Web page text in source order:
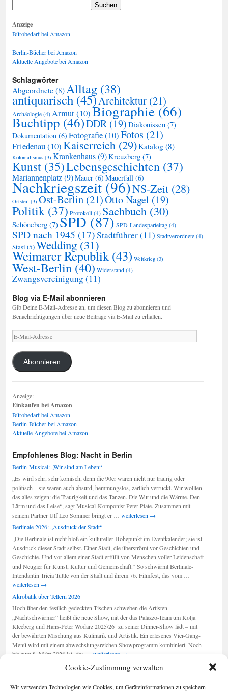
Cookie-Zustimmung verwalten
Wir verwenden Technologien wie Cookies, um Geräteinformationen zu speichern
Suchen
Anzeige
Bürobedarf bei Amazon
Berlin-Bücher bei Amazon
Aktuelle Angebote bei Amazon
Schlagwörter
Abgeordnete (8)Alltag (38)
antiquarisch (45)Architektur (21)
Archäologie(4)Armut(10)Biographie (66)
Buchtipp (46)DDR (19) Diakonissen (7)
Dokumentation (6) Fotografie(10)Fotos (21)
Friedenau(10)Kaiserreich(29)Katalog (8)
Kolonialismus (3) Krankenhaus(9)Kreuzberg (7)
Kunst (35)Lebensgeschichten (37)
Mariannenplatz(9)Mauer (6) Mauerfall (6)
Nachkriegszeit(96)NS-Zeit (28)
Ortsteil (3) Ost-Berlin (21)Otto Nagel (19)
Politik (37) Protokoll(4) Sachbuch (30)
Schöneberg (7) SPD (87) SPD-Landesparteitag(4)
SPD nach 1945 (17)Stadtführer(11) Stadtverordnete(4)
Stasi (5)Wedding (31)
Weimarer Republik(43) Weltkrieg (3)
West-Berlin (40) Widerstand(4)
Zwangsvereinigung (11)
Blog via E-Mail abonnieren
Gib Deine E-Mail-Adresse an, um diesen Blog zu abonnieren und
Benachrichtigungen über neue Beiträge via E-Mail zu erhalten.
E-
Mail-
Adresse
Abonnieren
Anzeige:
Einkaufen bei Amazon
Bürobedarf bei Amazon
Berlin-Bücher bei Amazon
Aktuelle Angebote bei Amazon
Empfohlenes Blog: Nacht in Berlin
Berlin-Musical: „Wir sind am Leben“
„Es wird sehr, sehr komisch, denn die 90er waren nicht nur traurig oder
politisch – sie waren auch absurd, hemmungslos, zärtlich verrückt. Wir wollten
das alles zeigen: die Traurigkeit und das Tanzen. Die Wut und die Wärme. Den
Lärm und das Leise“, sagt Musical-Komponist Peter Plate. Zusammen mit
seinem Partner Ulf Leo Sommer bringt er … Berlin-
sind
am
Leben“
weiterlesen →
Berlinale 2026: „Ausdruck der Stadt“
„Die Berlinale ist nicht bloß ein kultureller Höhepunkt im Eventkalender; sie ist
Ausdruck dieser Stadt selbst. Einer Stadt, die überströmt vor Geschichten und
Geschichte. Und vor allem einer Stadt erfüllt von Menschen voller Leidenschaft
und Neugier für Kunst, Kultur und Gemeinschaft.“ So schwärmt Berlinale-
Intendantin Tricia Tuttle von der Stadt und ihrem 76. Filmfest, das vom …
weiterlesen →
Akrobatik über Tellern 2026
Hoch über den festlich gedeckten Tischen schweben die Artisten.
„Nachtschwärmer“ heißt die neue Show, mit der das Palazzo-Team um Kolja
Kleeberg und Hans-Peter Wodarz 2025/26 zu seiner Dinner-Show lädt – mit
der bewährten Mischung aus Kulinarik und Artistik. Ein erlesenes Vier-Gang-
Menü wird mit einem abwechslungsreichen Showprogramm kombiniert. Noch
bis zum 8. März 2026 ist das … Akrobatik
Tellern
weiterlesen →
Seiten Kategorien